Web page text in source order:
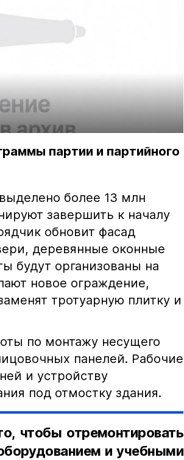
партии и партийного
более 13 млн
завершить к началу
обновит фасад
деревянные оконные
будут организованы на
новое ограждение,
тротуарную плитку и
по монтажу несущего
панелей. Рабочие
и устройству
под отмостку здания.
чтобы отремонтировать
и учебными